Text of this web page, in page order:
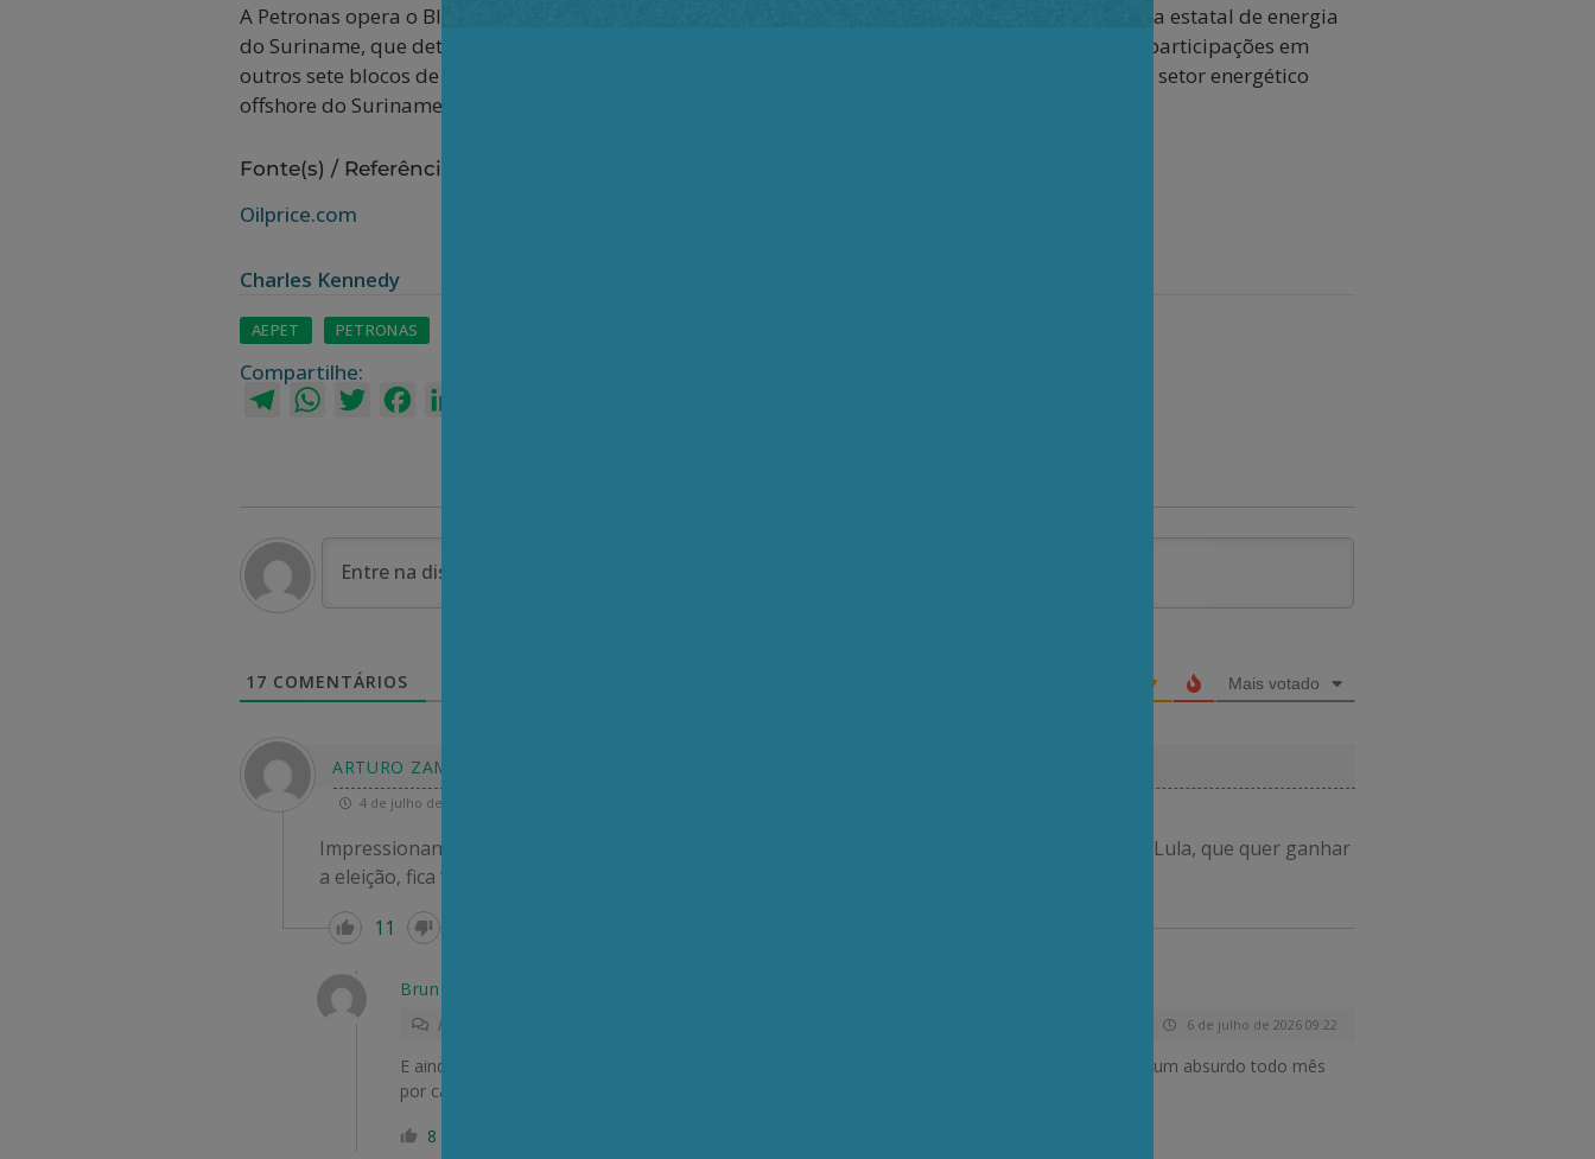
A Petronas opera o Bloco 52 com uma participação de 80%, juntamente com a Staatsolie, empresa estatal de energia
do Suriname, que detém os restantes 20%. Além do Bloco 52, a empresa malaia também possui participações em
outros sete blocos de exploração offshore, o que demonstra o seu interesse de longo prazo com o setor energético
offshore do Suriname, que está em rápida expansão.
Fonte(s) / Referência(s):
Oilprice.com
Charles Kennedy
AEPET PETRONAS
Compartilhe:
TelegramWhatsAppTwitterFacebook
17 COMENTÁRIOS Mais votado
ARTURO ZAMPERLINI
4 de julho de 2026 06:52
Impressionante a demora do Brasil em iniciar a pesquisa da Margem Equatorial. O presidente Lula, que quer ganhar
a eleição, fica “bobeando” e deixando os vizinhos marcarem gols!
11
Bruno Moreira Silva
Responder a 6 de julho de 2026 09:22
E ainda há petroleiros que votam nele… E o pior é que ainda há aposentados do PP1, que pagam um absurdo todo mês
por causa de corrupção do PT, que votam nele ;(
8